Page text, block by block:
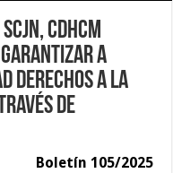
CDHCM
garantizar a
derechos a la
de
Boletín 105/2025